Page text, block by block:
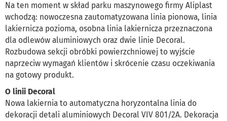
Na ten moment w skład parku maszynowego firmy Aliplast
wchodzą: nowoczesna zautomatyzowana linia pionowa, linia
lakiernicza pozioma, osobna linia lakiernicza przeznaczona
dla odlewów aluminiowych oraz dwie linie Decoral.
Rozbudowa sekcji obróbki powierzchniowej to wyjście
naprzeciw wymagań klientów i skrócenie czasu oczekiwania
na gotowy produkt.
O linii Decoral
Nowa lakiernia to automatyczna horyzontalna linia do
dekoracji detali aluminiowych Decoral VIV 801/2A. Dekoracja